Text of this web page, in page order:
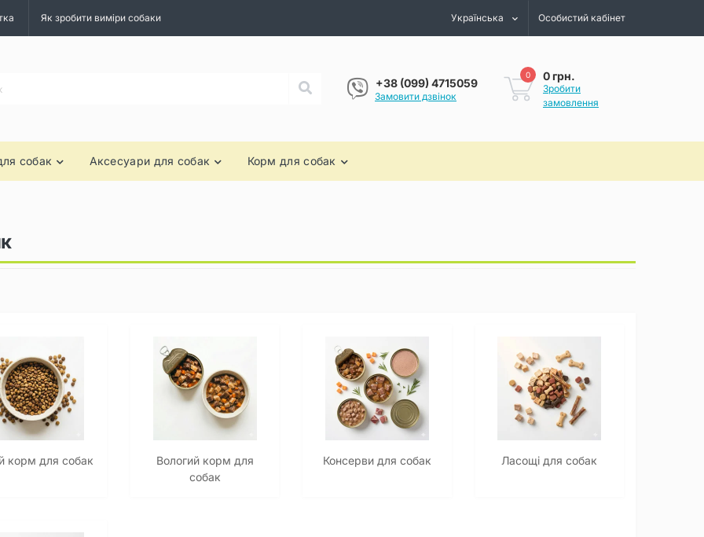
Як зробити виміри собаки Українська Особистий кабінет
+38 (099) 4715059
Замовити дзвінок
0 0 грн.
Зробити
замовлення
собак Аксесуари для собак Корм для собак
корм для собак
Вологий корм для
собак
Консерви для собак Ласощі для собак